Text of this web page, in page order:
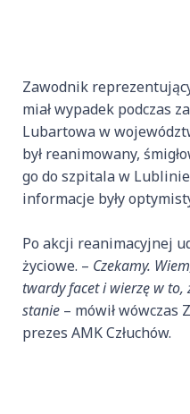
Zawodnik
miał wypadek podczas
Lubartowa w
był reanimowany,
go do szpitala w
informacje były
Po akcji reanimacyjnej
życiowe. – Czekamy.
twardy facet i wierzę w to,
stanie – mówił wówczas
prezes AMK Człuchów.